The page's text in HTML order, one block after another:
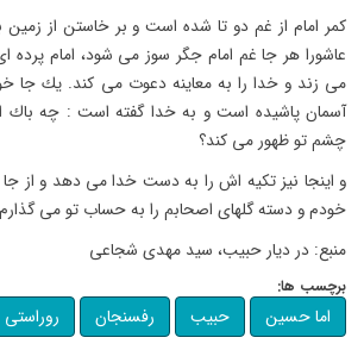
كمر امام از غم دو تا شده است و بر خاستن از
عاشورا هر جا غم امام جگر سوز مى شود، امام پرده اى
مى زند و خدا را به معاینه دعوت مى كند. یك جا
آسمان پاشیده است و به خدا گفته است : چه باك
چشم تو ظهور مى كند؟
و اینجا نیز تكیه اش را به دست خدا مى دهد و از
خودم و دسته گلهاى اصحابم را به حساب تو مى
منبع: در دیار حبیب، سید مهدی شجاعی
برچسب ها:
اما حسین حبیب رفسنجان روراستی